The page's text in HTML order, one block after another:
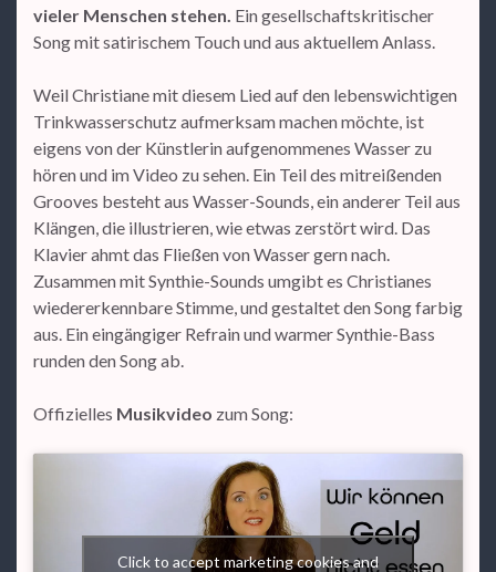
vieler Menschen stehen. Ein gesellschaftskritischer
Song mit satirischem Touch und aus aktuellem Anlass.
Weil Christiane mit diesem Lied auf den lebenswichtigen
Trinkwasserschutz aufmerksam machen möchte, ist
eigens von der Künstlerin aufgenommenes Wasser zu
hören und im Video zu sehen. Ein Teil des mitreißenden
Grooves besteht aus Wasser-Sounds, ein anderer Teil aus
Klängen, die illustrieren, wie etwas zerstört wird. Das
Klavier ahmt das Fließen von Wasser gern nach.
Zusammen mit Synthie-Sounds umgibt es Christianes
wiedererkennbare Stimme, und gestaltet den Song farbig
aus. Ein eingängiger Refrain und warmer Synthie-Bass
runden den Song ab.
Offizielles Musikvideo zum Song:
Click to accept marketing cookies and